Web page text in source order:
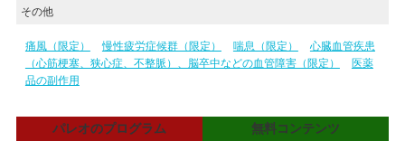
その他
痛風（限定） 慢性疲労症候群（限定） 喘息（限定）
心臓血管疾患
（心筋梗塞、狭心症、不整脈）、脳卒中などの血管障害（限定）
医薬
品の副作用
パレオのプログラム 無料コンテンツ